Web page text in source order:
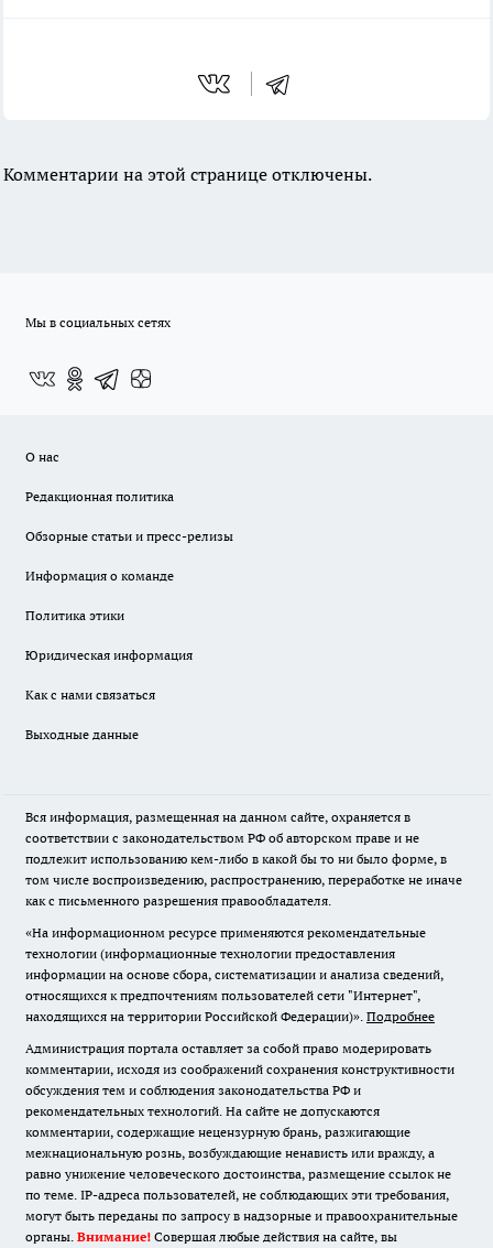
Комментарии на этой странице отключены.
Мы в социальных сетях
О нас
Редакционная политика
Обзорные статьи и пресс-релизы
Информация о команде
Политика этики
Юридическая информация
Как с нами связаться
Выходные данные
Вся информация, размещенная на данном сайте, охраняется в
соответствии с законодательством РФ об авторском праве и не
подлежит использованию кем-либо в какой бы то ни было форме, в
том числе воспроизведению, распространению, переработке не иначе
как с письменного разрешения правообладателя.
«На информационном ресурсе применяются рекомендательные
технологии (информационные технологии предоставления
информации на основе сбора, систематизации и анализа сведений,
относящихся к предпочтениям пользователей сети "Интернет",
находящихся на территории Российской Федерации)». Подробнее
Администрация портала оставляет за собой право модерировать
комментарии, исходя из соображений сохранения конструктивности
обсуждения тем и соблюдения законодательства РФ и
рекомендательных технологий. На сайте не допускаются
комментарии, содержащие нецензурную брань, разжигающие
межнациональную рознь, возбуждающие ненависть или вражду, а
равно унижение человеческого достоинства, размещение ссылок не
по теме. IP-адреса пользователей, не соблюдающих эти требования,
могут быть переданы по запросу в надзорные и правоохранительные
органы. Внимание! Совершая любые действия на сайте, вы